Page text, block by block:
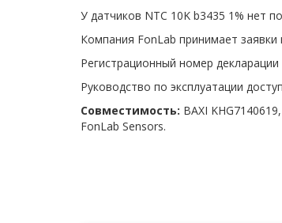
У датчиков NTC 10K b3435 1% нет
Компания FonLab принимает
Регистрационный номер
Руководство по эксплуатации
Совместимость: BAXI
FonLab Sensors.